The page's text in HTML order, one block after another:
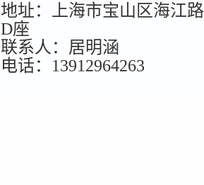
地址：上海市宝山区海江
D座
联系人：居明涵
电话：13912964263